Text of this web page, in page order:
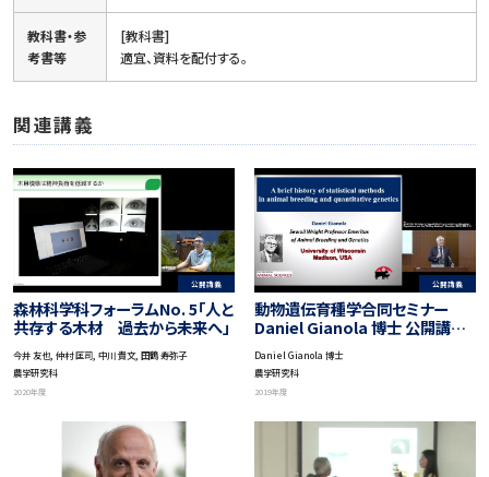
教科書・参
考書等
[教科書]
適宜、資料を配付する。
関連講義
公開講義
森林科学科フォーラムNo. 5「人と
共存する木材 過去から未来へ」
今井 友也, 仲村 匡司, 中川 貴文, 田鶴 寿弥子
農学研究科
2020年度
公開講義
動物遺伝育種学合同セミナー
Daniel Gianola 博士 公開講演
会・討論会
Daniel Gianola 博士
農学研究科
2019年度